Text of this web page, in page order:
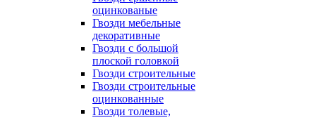
оцинкованые
Гвозди мебельные
декоративные
Гвозди с большой
плоской головкой
Гвозди строительные
Гвозди строительные
оцинкованные
Гвозди толевые,